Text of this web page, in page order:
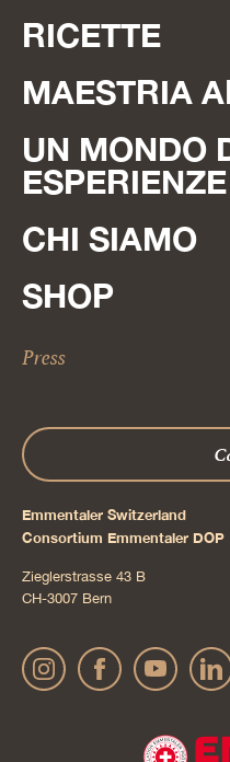
RICETTE
MAESTRIA
UN MONDO
ESPERIENZE
CHI SIAMO
SHOP
Press
Emmentaler Switzerland
Consortium Emmentaler DOP
Zieglerstrasse 43 B
CH-3007 Bern